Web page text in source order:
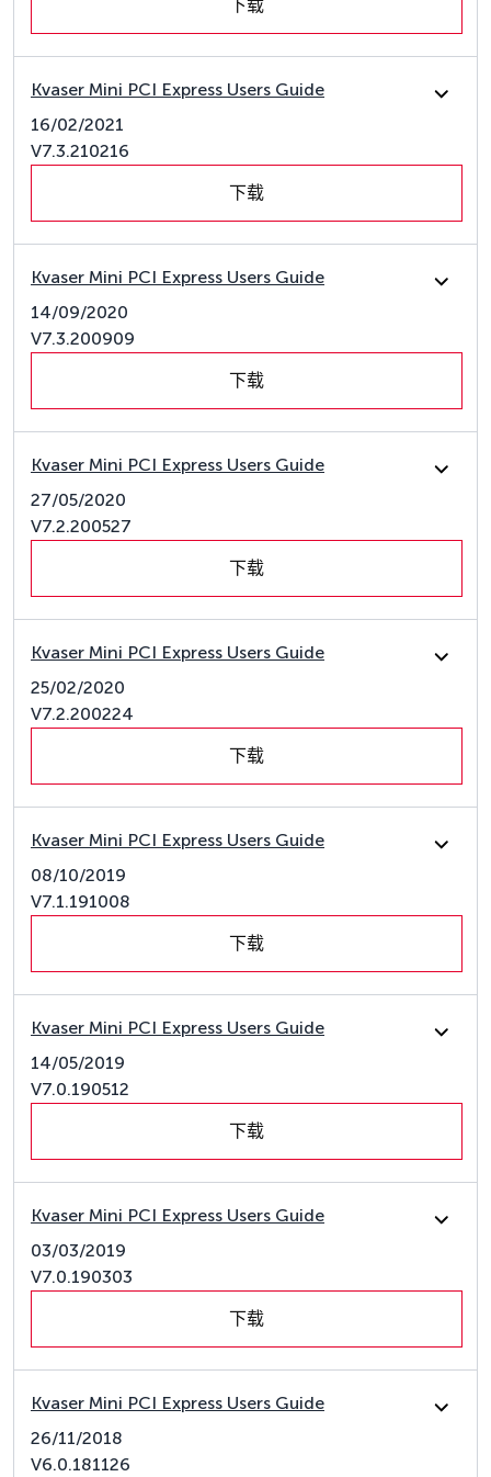
下载
Kvaser Mini PCI Express Users Guide
16/02/2021
V7.3.210216
下载
Kvaser Mini PCI Express Users Guide
14/09/2020
V7.3.200909
下载
Kvaser Mini PCI Express Users Guide
27/05/2020
V7.2.200527
下载
Kvaser Mini PCI Express Users Guide
25/02/2020
V7.2.200224
下载
Kvaser Mini PCI Express Users Guide
08/10/2019
V7.1.191008
下载
Kvaser Mini PCI Express Users Guide
14/05/2019
V7.0.190512
下载
Kvaser Mini PCI Express Users Guide
03/03/2019
V7.0.190303
下载
Kvaser Mini PCI Express Users Guide
26/11/2018
V6.0.181126